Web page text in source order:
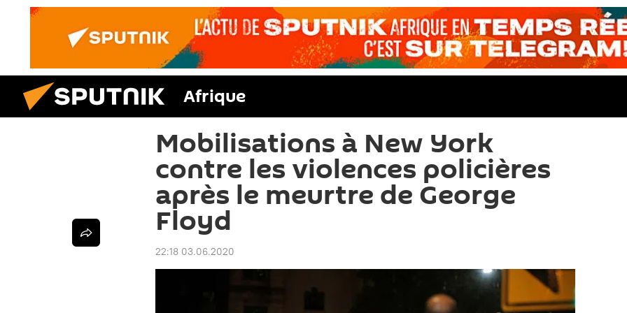
Afrique
Mobilisations à New York
contre les violences policières
après le meurtre de George
Floyd
22:18 03.06.2020